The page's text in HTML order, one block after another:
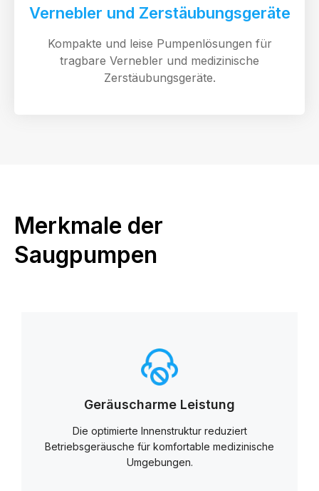
Vernebler und Zerstäubungsgeräte
Kompakte und leise Pumpenlösungen für
tragbare Vernebler und medizinische
Zerstäubungsgeräte.
Merkmale der
Saugpumpen
Geräuscharme Leistung
Die optimierte Innenstruktur reduziert
Betriebsgeräusche für komfortable medizinische
Umgebungen.